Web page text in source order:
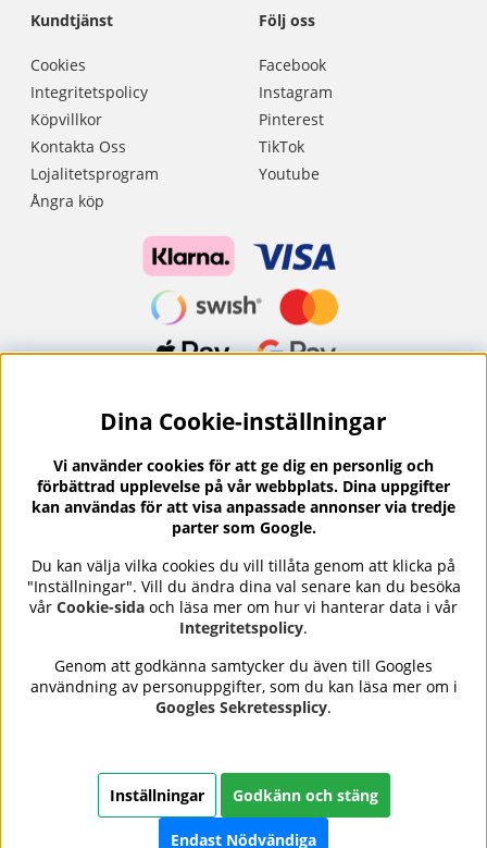
Kundtjänst
Cookies
Integritetspolicy
Köpvillkor
Kontakta Oss
Lojalitetsprogram
Ångra köp
Följ oss
Facebook
Instagram
Pinterest
TikTok
Youtube
Nyhetsbrev?
I vårt nyhetsbrev får du ta del av nyheter och
erbjudanden.
Se våra omdömen på⭐ Trustpilot
Nails Body and Beautyerbjuder professionell hudvård,
nagellack och makeup från ledande varumärken som OPI,
kvalitet, omtanke och resultat – med snabb och trygg
leverans, säkra betalningar och ett sortiment som speglar
Dina Cookie-inställningar
Vi använder cookies för att ge dig en personlig och
förbättrad upplevelse på vår webbplats. Dina uppgifter
kan användas för att visa anpassade annonser via tredje
parter som Google.
Du kan välja vilka cookies du vill tillåta genom att klicka på
"Inställningar". Vill du ändra dina val senare kan du besöka
vår Cookie-sida och läsa mer om hur vi hanterar data i vår
Integritetspolicy.
Genom att godkänna samtycker du även till Googles
användning av personuppgifter, som du kan läsa mer om i
Googles Sekretessplicy.
Inställningar Godkänn och stäng
Endast Nödvändiga